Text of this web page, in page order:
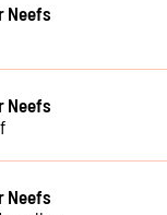
Neefs
Neefs
Neefs